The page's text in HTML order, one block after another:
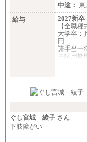
中途： 東
給与
2027新卒
【全職種
大学卒：
円
諸手当一
※試用期
月給
ます。
の各種手
ぐし宮城 綾子 さん
下肢障がい